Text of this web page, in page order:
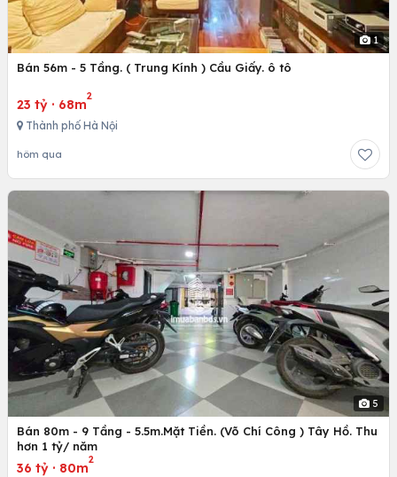
1
Bán 56m - 5 Tầng. ( Trung Kính ) Cầu Giấy. ô tô
23 tỷ · 68m
2
Thành phố Hà Nội
hôm qua
5
Bán 80m - 9 Tầng - 5.5m.Mặt Tiền. (Võ Chí Công ) Tây Hồ. Thu
hơn 1 tỷ/ năm
36 tỷ · 80m
2